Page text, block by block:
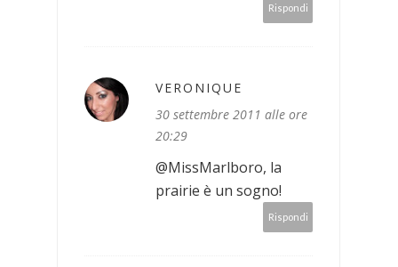
Rispondi
VERONIQUE
30 settembre 2011 alle ore
20:29
@MissMarlboro, la
prairie è un sogno!
Rispondi